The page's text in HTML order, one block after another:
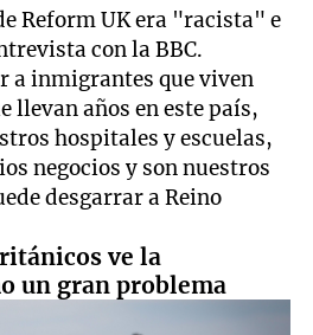
Reform UK era "racista" e
con la BBC.
a inmigrantes que viven
llevan años en este país,
hospitales y escuelas,
negocios y son nuestros
desgarrar a Reino
ve la
un gran problema